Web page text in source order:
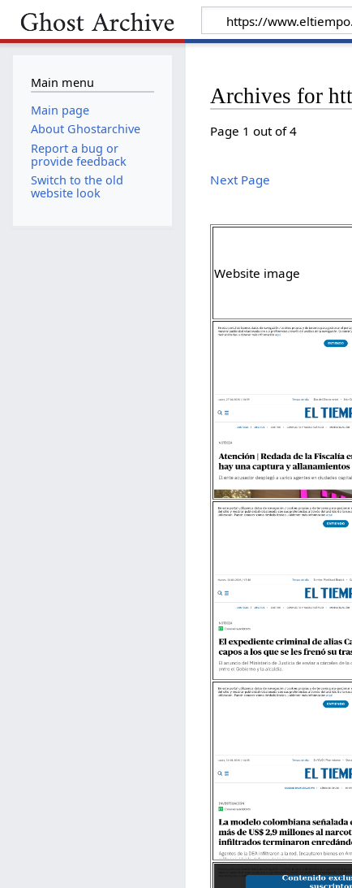
Archives for
Page 1 out of 4
Next Page
Website image
Main menu
Main page
About Ghostarchive
Report a bug or
provide feedback
Switch to the old
website look